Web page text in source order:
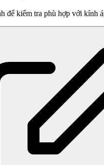
để kiểm tra phù hợp với kính